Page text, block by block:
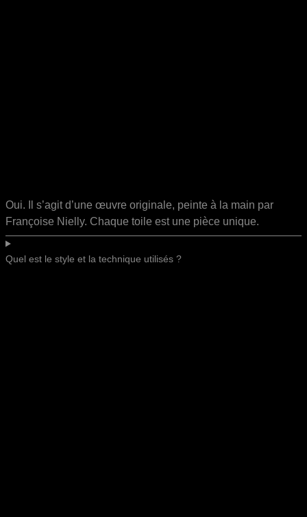
Oui. Il s’agit d’une œuvre originale, peinte à la main par
Françoise Nielly. Chaque toile est une pièce unique.
Quel est le style et la technique utilisés ?